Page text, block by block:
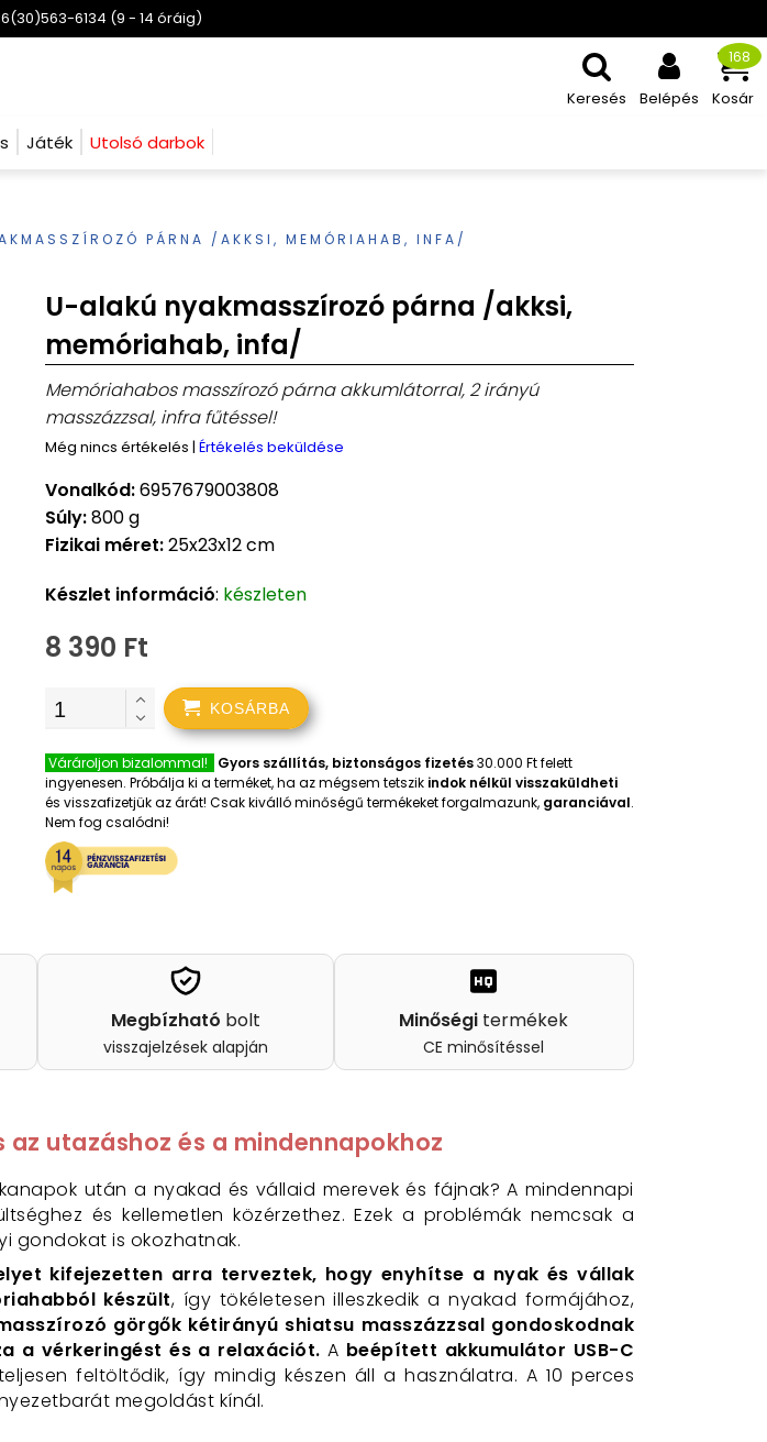
6134 (9 - 14 óráig)
Keresés Belépés Kosár
168
Játék Utolsó darbok
PÁRNA /AKKSI, MEMÓRIAHAB, INFA/
U-alakú nyakmasszírozó párna /akksi,
memóriahab, infa/
Memóriahabos masszírozó párna akkumlátorral, 2 irányú
masszázzsal, infra fűtéssel!
Még nincs értékelés | Értékelés beküldése
Vonalkód:6957679003808
Súly:800 g
Fizikai méret:25x23x12 cm
Készlet információ: készleten
8 390 Ft
KOSÁRBA
Várároljon bizalommal! Gyors szállítás, biztonságos fizetés30.000 Ft felett
ingyenesen. Próbálja ki a terméket, ha az mégsem tetszik indok nélkül visszaküldheti
és visszafizetjük az árát! Csak kiválló minőségű termékeket forgalmazunk, garanciával.
Nem fog csalódni!
Megbízható bolt
visszajelzések alapján
Minőségi termékek
CE minősítéssel
utazáshoz és a mindennapokhoz
után a nyakad és vállaid merevek és fájnak? A mindennapi
és kellemetlen közérzethez. Ezek a problémák nemcsak a
gondokat is okozhatnak.
kifejezetten arra terveztek, hogy enyhítse a nyak és vállak
készült, így tökéletesen illeszkedik a nyakad formájához,
görgők kétirányú shiatsu masszázzsal gondoskodnak
a vérkeringést és a relaxációt. A beépített akkumulátor USB-C
feltöltődik, így mindig készen áll a használatra. A 10 perces
megoldást kínál.